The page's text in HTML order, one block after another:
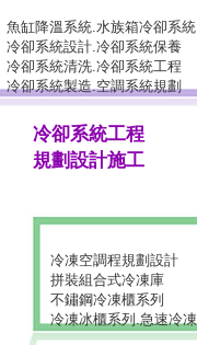
魚缸降溫系統.水族箱冷卻系統
冷卻系統設計.冷卻系統保養
冷卻系統清洗.冷卻系統工程
冷卻系統製造.空調系統規劃
冷卻系統工程
規劃設計施工
冷凍空調程規劃設計
拼裝組合式冷凍庫
不鏽鋼冷凍櫃系列
冷凍冰櫃系列.急速冷